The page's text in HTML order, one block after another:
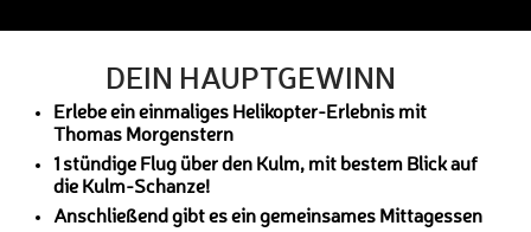
DEIN HAUPTGEWINN
Erlebe ein einmaliges Helikopter-Erlebnis mit
Thomas Morgenstern
1 stündige Flug über den Kulm, mit bestem Blick auf
die Kulm-Schanze!
Anschließend gibt es ein gemeinsames Mittagessen